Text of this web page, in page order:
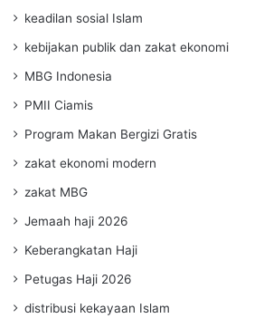
keadilan sosial Islam
kebijakan publik dan zakat ekonomi
MBG Indonesia
PMII Ciamis
Program Makan Bergizi Gratis
zakat ekonomi modern
zakat MBG
Jemaah haji 2026
Keberangkatan Haji
Petugas Haji 2026
distribusi kekayaan Islam